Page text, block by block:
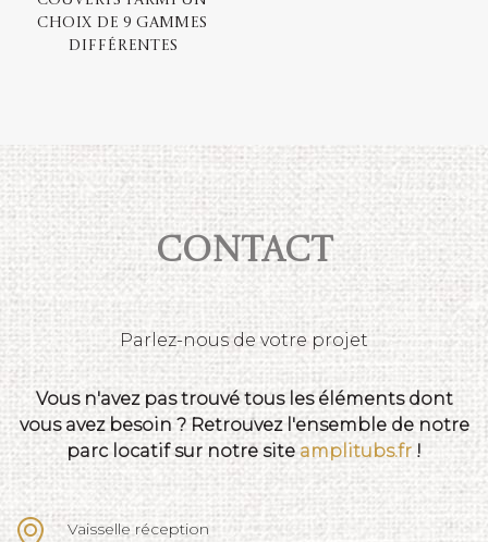
choix de 9 gammes
différentes
Contact
Parlez-nous de votre projet
Vous n'avez pas trouvé tous les éléments dont
vous avez besoin ? Retrouvez l'ensemble de notre
parc locatif sur notre site amplitubs.fr !
Vaisselle réception